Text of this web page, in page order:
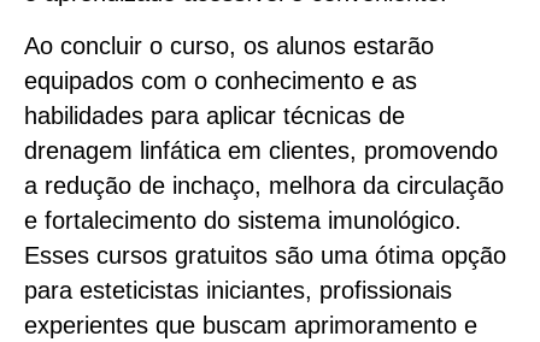
Ao concluir o curso, os alunos estarão
equipados com o conhecimento e as
habilidades para aplicar técnicas de
drenagem linfática em clientes, promovendo
a redução de inchaço, melhora da circulação
e fortalecimento do sistema imunológico.
Esses cursos gratuitos são uma ótima opção
para esteticistas iniciantes, profissionais
experientes que buscam aprimoramento e